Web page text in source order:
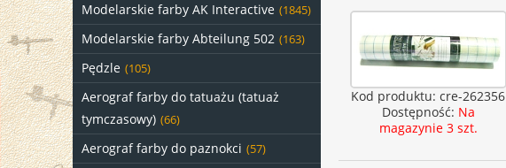
Modelarskie farby AK Interactive (1845)
Modelarskie farby Abteilung 502 (163)
Pędzle (105)
Aerograf farby do tatuażu (tatuaż
tymczasowy) (66)
Aerograf farby do paznokci (57)
Kod produktu: cre-262356
Dostępność: Na
magazynie 3 szt.